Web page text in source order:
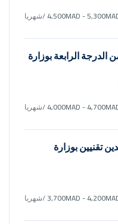
4,500MAD -/شهريا
31 تقني من الدرجة الرابعة بوزارة
4,000MAD -/شهريا
10 مساعدين تقنيين بوزارة
3,700MAD -/شهريا